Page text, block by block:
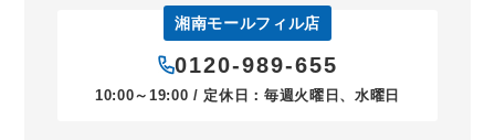
湘南モールフィル店
0120-989-655
10:00～19:00 / 定休日：毎週火曜日、水曜日